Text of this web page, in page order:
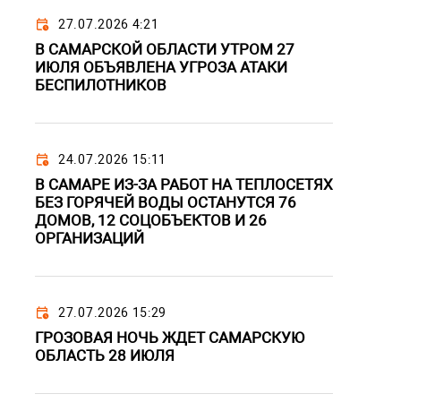
27.07.2026 4:21
В САМАРСКОЙ ОБЛАСТИ УТРОМ 27
ИЮЛЯ ОБЪЯВЛЕНА УГРОЗА АТАКИ
БЕСПИЛОТНИКОВ
24.07.2026 15:11
В САМАРЕ ИЗ-ЗА РАБОТ НА ТЕПЛОСЕТЯХ
БЕЗ ГОРЯЧЕЙ ВОДЫ ОСТАНУТСЯ 76
ДОМОВ, 12 СОЦОБЪЕКТОВ И 26
ОРГАНИЗАЦИЙ
27.07.2026 15:29
ГРОЗОВАЯ НОЧЬ ЖДЕТ САМАРСКУЮ
ОБЛАСТЬ 28 ИЮЛЯ